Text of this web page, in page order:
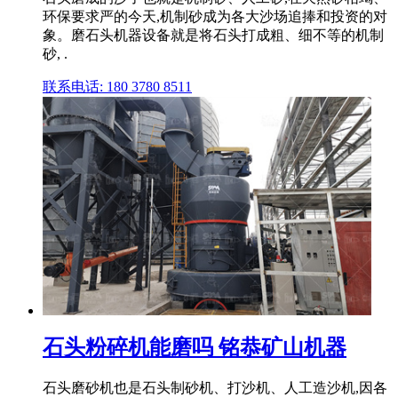
环保要求严的今天,机制砂成为各大沙场追捧和投资的对
象。磨石头机器设备就是将石头打成粗、细不等的机制
砂, .
联系电话: 180 3780 8511
石头粉碎机能磨吗 铭恭矿山机器
石头磨砂机也是石头制砂机、打沙机、人工造沙机,因各